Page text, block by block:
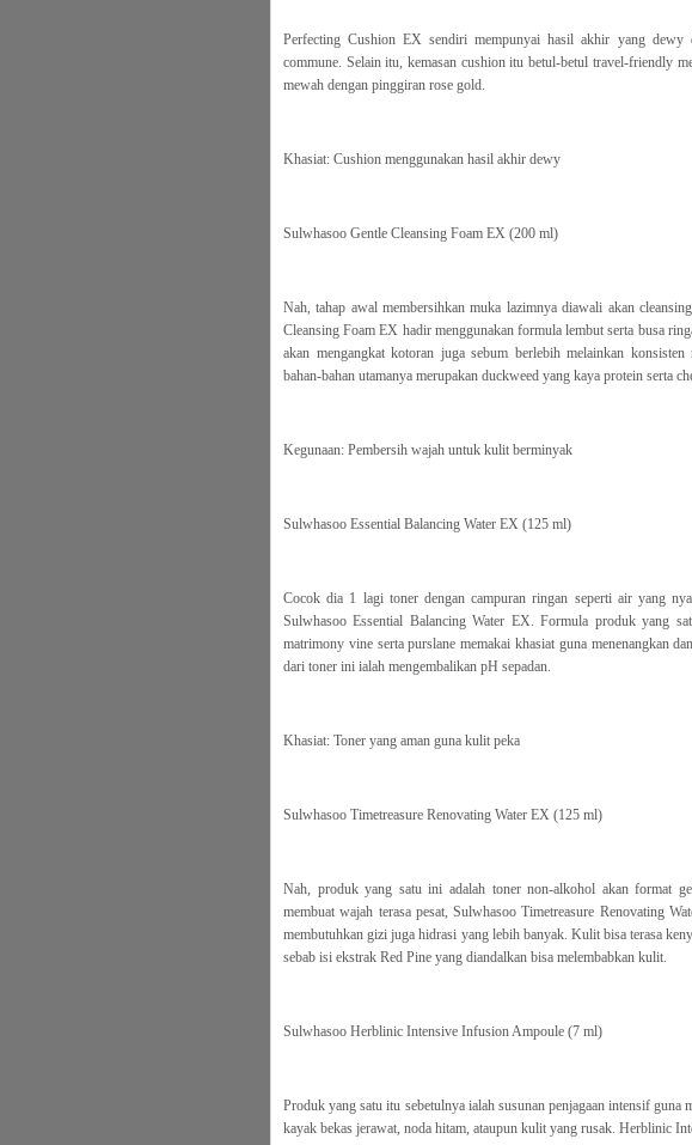
Perfecting Cushion EX sendiri mempunyai hasil akhir yang
commune. Selain itu, kemasan cushion itu betul-betul travel-friendly
mewah dengan pinggiran rose gold.
Khasiat: Cushion menggunakan hasil akhir dewy
Sulwhasoo Gentle Cleansing Foam EX (200 ml)
Nah, tahap awal membersihkan muka lazimnya diawali akan
Cleansing Foam EX hadir menggunakan formula lembut serta busa
akan mengangkat kotoran juga sebum berlebih melainkan
bahan-bahan utamanya merupakan duckweed yang kaya protein serta
Kegunaan: Pembersih wajah untuk kulit berminyak
Sulwhasoo Essential Balancing Water EX (125 ml)
Cocok dia 1 lagi toner dengan campuran ringan seperti air yang
Sulwhasoo Essential Balancing Water EX. Formula produk yang
matrimony vine serta purslane memakai khasiat guna menenangkan
dari toner ini ialah mengembalikan pH sepadan.
Khasiat: Toner yang aman guna kulit peka
Sulwhasoo Timetreasure Renovating Water EX (125 ml)
Nah, produk yang satu ini adalah toner non-alkohol akan format
membuat wajah terasa pesat, Sulwhasoo Timetreasure Renovating
membutuhkan gizi juga hidrasi yang lebih banyak. Kulit bisa terasa
sebab isi ekstrak Red Pine yang diandalkan bisa melembabkan kulit.
Sulwhasoo Herblinic Intensive Infusion Ampoule (7 ml)
Produk yang satu itu sebetulnya ialah susunan penjagaan intensif guna
kayak bekas jerawat, noda hitam, ataupun kulit yang rusak. Herblinic